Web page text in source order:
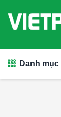
Danh mục